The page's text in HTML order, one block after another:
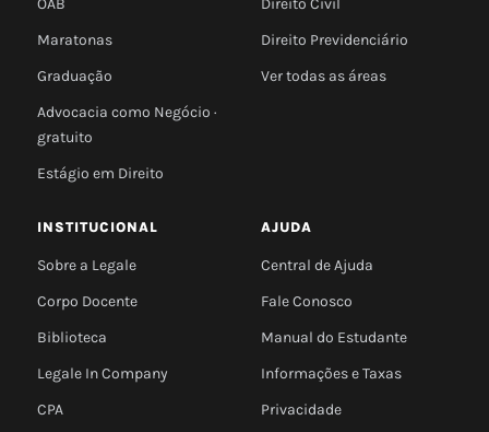
OAB
Maratonas
Graduação
Advocacia como Negócio ·
gratuito
Estágio em Direito
Direito Civil
Direito Previdenciário
Ver todas as áreas
INSTITUCIONAL
Sobre a Legale
Corpo Docente
Biblioteca
Legale In Company
CPA
AJUDA
Central de Ajuda
Fale Conosco
Manual do Estudante
Informações e Taxas
Privacidade